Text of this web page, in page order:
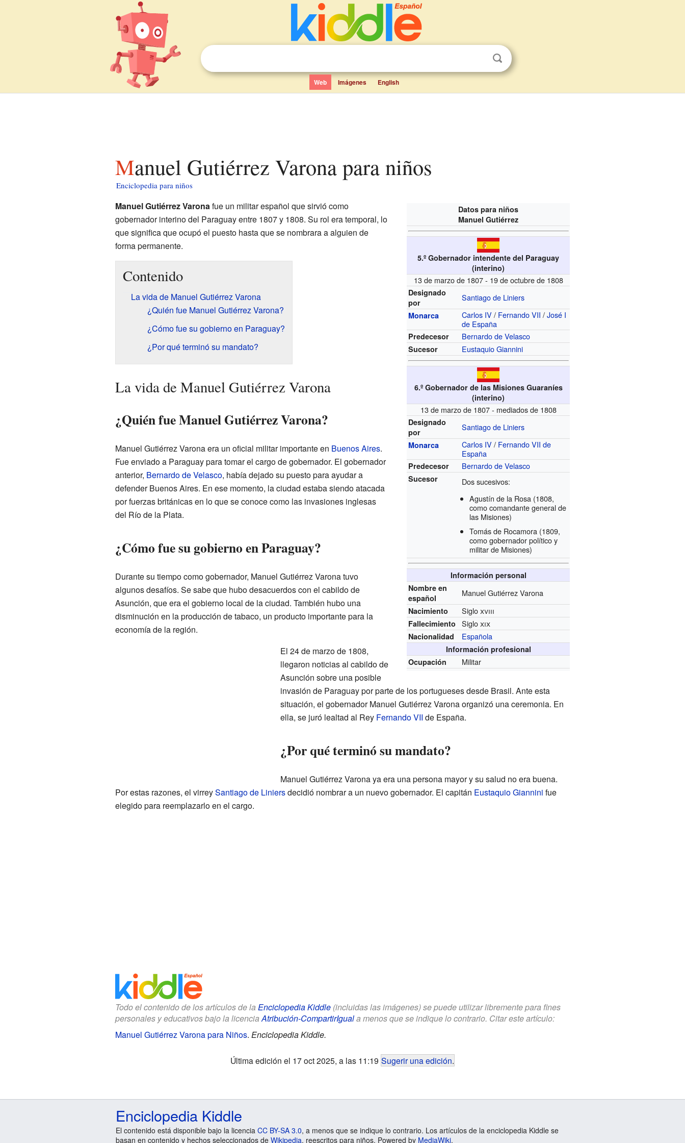
Web Imágenes English
Manuel Gutiérrez Varona para niños
Enciclopedia para niños
Datos para niños
Manuel Gutiérrez
5.º Gobernador intendente del Paraguay
(interino)
13 de marzo de 1807 - 19 de octubre de 1808
Designado
por
Santiago de Liniers
Monarca Carlos IV/ Fernando VII /José I
de España
Predecesor Bernardo de Velasco
Sucesor Eustaquio Giannini
6.º Gobernador de las Misiones Guaraníes
(interino)
13 de marzo de 1807 - mediados de 1808
Designado
por
Santiago de Liniers
Monarca Carlos IV/ Fernando VII de
España
Predecesor Bernardo de Velasco
Sucesor
Dos sucesivos:
Agustín de la Rosa (1808,
como comandante general de
las Misiones)
Tomás de Rocamora (1809,
como gobernador político y
militar de Misiones)
Información personal
Nombre en
español
Manuel Gutiérrez Varona
Nacimiento Sigloxviii
Fallecimiento Sigloxix
Nacionalidad Española
Información profesional
Ocupación
Militar
Manuel Gutiérrez Varonafue un militar español que sirvió como
gobernador interino del Paraguay entre 1807 y 1808. Su rol era temporal, lo
que significa que ocupó el puesto hasta que se nombrara a alguien de
forma permanente.
Contenido
La vida de Manuel Gutiérrez Varona
¿Quién fue Manuel Gutiérrez Varona?
¿Cómo fue su gobierno en Paraguay?
¿Por qué terminó su mandato?
La vida de Manuel Gutiérrez Varona
¿Quién fue Manuel Gutiérrez Varona?
Manuel Gutiérrez Varona era un oficial militar importante en Buenos Aires.
Fue enviado a Paraguay para tomar el cargo de gobernador. El gobernador
anterior, Bernardo de Velasco, había dejado su puesto para ayudar a
defender Buenos Aires. En ese momento, la ciudad estaba siendo atacada
por fuerzas británicas en lo que se conoce como las invasiones inglesas
del Río de la Plata.
¿Cómo fue su gobierno en Paraguay?
Durante su tiempo como gobernador, Manuel Gutiérrez Varona tuvo
algunos desafíos. Se sabe que hubo desacuerdos con el cabildo de
Asunción, que era el gobierno local de la ciudad. También hubo una
disminución en la producción de tabaco, un producto importante para la
economía de la región.
El 24 de marzo de 1808,
llegaron noticias al cabildo de
Asunción sobre una posible
invasión de Paraguay por parte de los portugueses desde Brasil. Ante esta
situación, el gobernador Manuel Gutiérrez Varona organizó una ceremonia. En
ella, se juró lealtad al Rey Fernando VII de España.
¿Por qué terminó su mandato?
Manuel Gutiérrez Varona ya era una persona mayor y su salud no era buena.
Por estas razones, el virreySantiago de Liniersdecidió nombrar a un nuevo gobernador. El capitán Eustaquio Giannini fue
elegido para reemplazarlo en el cargo.
Todo el contenido de los artículos de la Enciclopedia Kiddle(incluidas las imágenes) se puede utilizar libremente para fines
personales y educativos bajo la licenciaAtribución-CompartirIguala menos que se indique lo contrario. Citar este artículo:
Manuel Gutiérrez Varona para Niños. Enciclopedia Kiddle.
Última edición el 17 oct 2025, a las 11:19 Sugerir una edición.
Enciclopedia Kiddle
El contenido está disponible bajo la licencia CC BY-SA 3.0, a menos que se indique lo contrario. Los artículos de la enciclopedia Kiddle se
basan en contenido y hechos seleccionados de Wikipedia, reescritos para niños. Powered by MediaWiki.